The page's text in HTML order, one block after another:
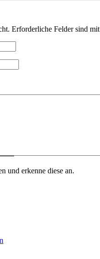
Erforderliche Felder sind mit
und erkenne diese an.